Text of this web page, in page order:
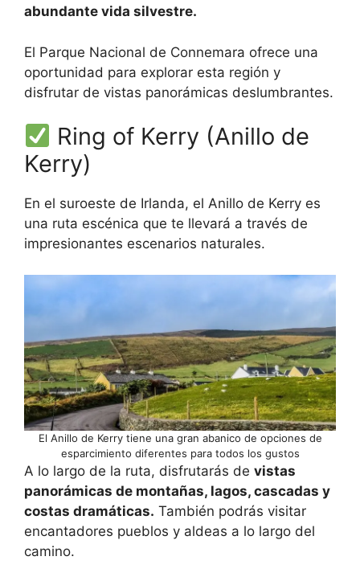
abundante vida silvestre.
El Parque Nacional de Connemara ofrece una
oportunidad para explorar esta región y
disfrutar de vistas panorámicas deslumbrantes.
Ring of Kerry (Anillo de
Kerry)
En el suroeste de Irlanda, el Anillo de Kerry es
una ruta escénica que te llevará a través de
impresionantes escenarios naturales.
El Anillo de Kerry tiene una gran abanico de opciones de
esparcimiento diferentes para todos los gustos
A lo largo de la ruta, disfrutarás de vistas
panorámicas de montañas, lagos, cascadas y
costas dramáticas. También podrás visitar
encantadores pueblos y aldeas a lo largo del
camino.